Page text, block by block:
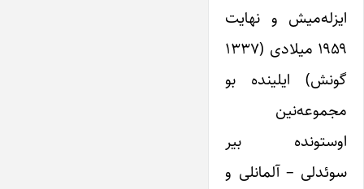
ایزله‌میش و نهایت
۱۹۵۹ میلادی (۱۳۳۷
گونش) ایلینده بو
مجموعه‌نین
اوستونده بیر
سوئدلی – آلمانلی و